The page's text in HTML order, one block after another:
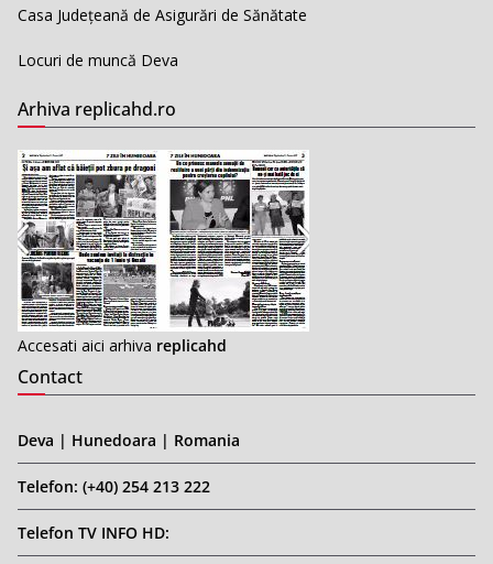
Casa Județeană de Asigurări de Sănătate
Locuri de muncă Deva
Arhiva replicahd.ro
Accesati aici arhiva replicahd
Contact
Deva | Hunedoara | Romania
Telefon: (+40) 254 213 222
Telefon TV INFO HD: